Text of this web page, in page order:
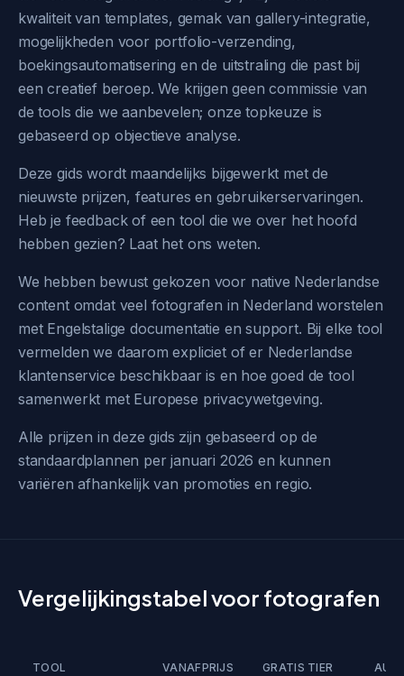
kwaliteit van templates, gemak van gallery-integratie,
mogelijkheden voor portfolio-verzending,
boekingsautomatisering en de uitstraling die past bij
een creatief beroep. We krijgen geen commissie van
de tools die we aanbevelen; onze topkeuze is
gebaseerd op objectieve analyse.
Deze gids wordt maandelijks bijgewerkt met de
nieuwste prijzen, features en gebruikerservaringen.
Heb je feedback of een tool die we over het hoofd
hebben gezien? Laat het ons weten.
We hebben bewust gekozen voor native Nederlandse
content omdat veel fotografen in Nederland worstelen
met Engelstalige documentatie en support. Bij elke tool
vermelden we daarom expliciet of er Nederlandse
klantenservice beschikbaar is en hoe goed de tool
samenwerkt met Europese privacywetgeving.
Alle prijzen in deze gids zijn gebaseerd op de
standaardplannen per januari 2026 en kunnen
variëren afhankelijk van promoties en regio.
Vergelijkingstabel voor fotografen
TOOL VANAFPRIJS GRATIS TIER